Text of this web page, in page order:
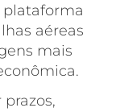
plataforma
aéreas
mais